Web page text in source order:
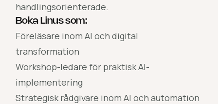
handlingsorienterade.
Boka Linus som:
Föreläsare inom AI och digital
transformation
Workshop-ledare för praktisk AI-
implementering
Strategisk rådgivare inom AI och automation